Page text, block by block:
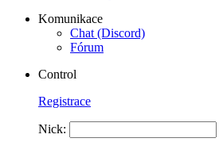
Komunikace
Chat (Discord)
Fórum
Control
Registrace
Nick: